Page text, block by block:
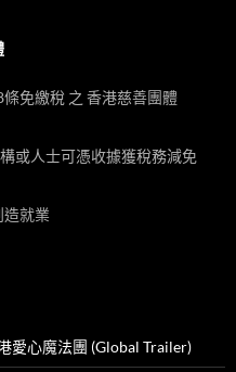
免繳稅 之 香港慈善團體
或人士可憑收據獲稅務減免
就業
愛心魔法團 (Global Trailer)